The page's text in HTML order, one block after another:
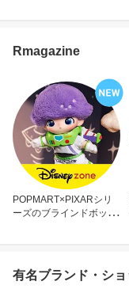
Rmagazine
POPMART×PIXARシリ
ーズのブラインドボック
有名ブランド・シ